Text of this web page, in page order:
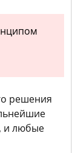
решения
и любые